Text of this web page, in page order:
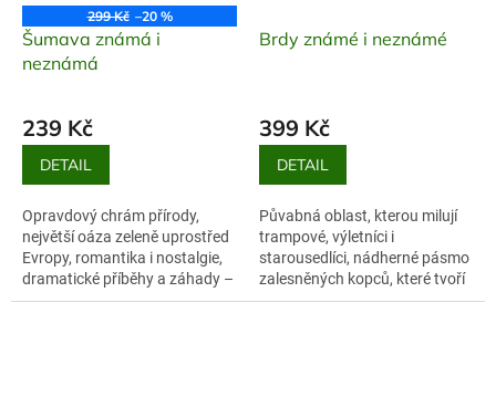
299 Kč –20 %
Šumava známá i
neznámá
239 Kč
DETAIL
Opravdový chrám přírody,
největší oáza zeleně uprostřed
Evropy, romantika i nostalgie,
dramatické příběhy a záhady –
je těžké vystihnout
Brdy známé i neznámé
399 Kč
DETAIL
Půvabná oblast, kterou milují
trampové, výletníci i
starousedlíci, nádherné pásmo
zalesněných kopců, které tvoří
krajinu mezi Prahou a Plzní.